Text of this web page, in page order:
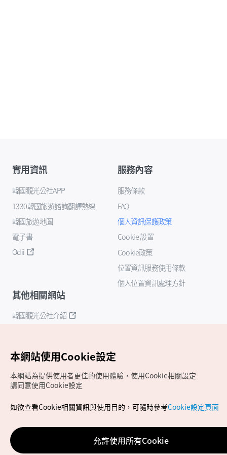
實用資訊
韓國觀光公社APP
1330韓國旅遊諮詢翻譯熱線
韓國旅遊地圖
電子書
Odii
服務內容
服務條款
FAQ
個人資訊保護政策
Cookie 設置
Cookie政策
位置資訊服務使用條款
個人位置資訊處理方針
其他相關網站
韓國觀光公社介紹
Copyrights (c) 韓國觀光公社版權所有
如有相關疑問或建議，歡迎來信至官方信箱
chinese_big5@knto.or.kr
本網站使用Cookie設定
本網站為提供使用者更佳的使用體驗，使用Cookie相關設定
請同意使用Cookie設定
如欲查看Cookie相關資訊與使用目的，可隨時參考Cookie設定頁面
允許使用所有Cookie